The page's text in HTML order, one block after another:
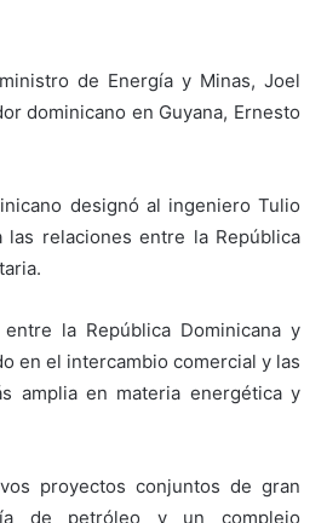
de Energía y Minas, Joel
dominicano en Guyana, Ernesto
designó al ingeniero Tulio
relaciones entre la República
la República Dominicana y
en el intercambio comercial y las
amplia en materia energética y
proyectos conjuntos de gran
de petróleo y un complejo